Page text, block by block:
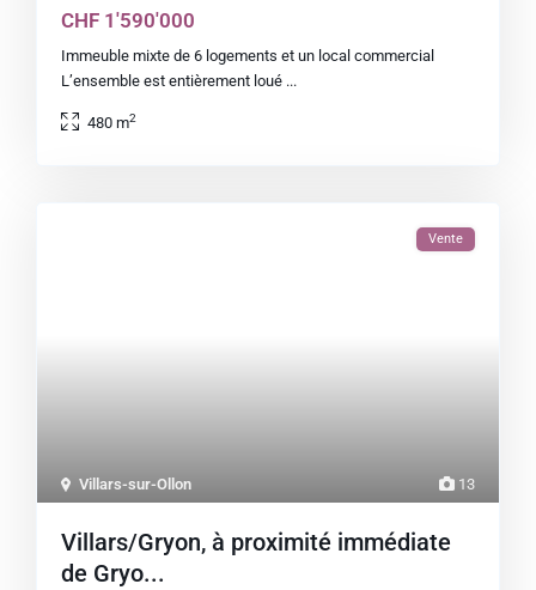
CHF 1'590'000
Immeuble mixte de 6 logements et un local commercial
L’ensemble est entièrement loué ...
480 m2
13
Villars-sur-Ollon
Vente
Villars/Gryon, à proximité immédiate
de Gryo...